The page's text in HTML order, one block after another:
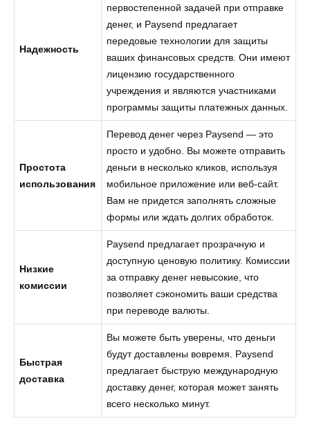
Надежность
первостепенной задачей при отправке
денег, и Paysend предлагает
передовые технологии для защиты
ваших финансовых средств. Они имеют
лицензию государственного
учреждения и являются участниками
программы защиты платежных данных.
Простота
использования
Перевод денег через Paysend — это
просто и удобно. Вы можете отправить
деньги в несколько кликов, используя
мобильное приложение или веб-сайт.
Вам не придется заполнять сложные
формы или ждать долгих обработок.
Низкие
комиссии
Paysend предлагает прозрачную и
доступную ценовую политику. Комиссии
за отправку денег невысокие, что
позволяет сэкономить ваши средства
при переводе валюты.
Быстрая
доставка
Вы можете быть уверены, что деньги
будут доставлены вовремя. Paysend
предлагает быструю международную
доставку денег, которая может занять
всего несколько минут.